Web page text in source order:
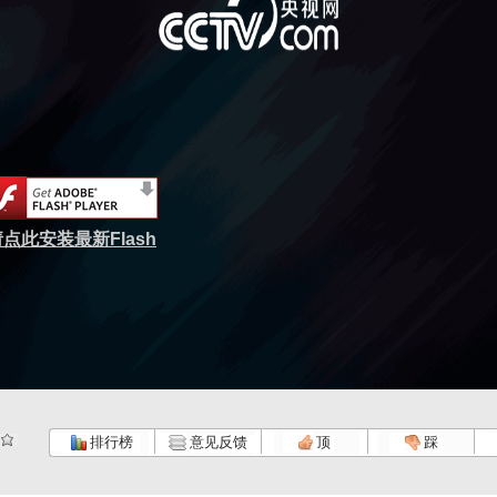
点此安装最新Flash
排行榜 意见反馈 顶 踩